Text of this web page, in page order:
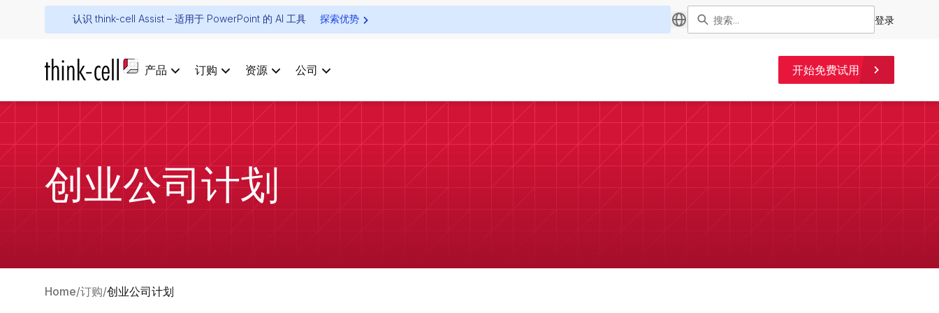
认识 think-cell Assist – 适用于 PowerPoint 的 AI 工具 探索优势 登录
产品 订购 资源 公司 开始免费试用
创业公司计划
Home 订购 创业公司计划